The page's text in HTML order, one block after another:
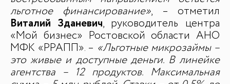
льготное финансирование», – отметил
Виталий Зданевич, руководитель центра
«Мой бизнес» Ростовской области АНО
МФК «РРАПП». – «Льготные микрозаймы –
это живые и доступные деньги. В линейке
агентства – 12 продуктов. Максимальная